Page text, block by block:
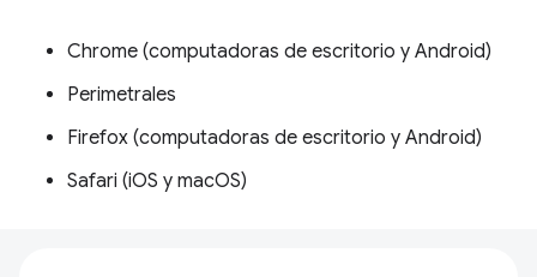
Chrome (computadoras de escritorio y Android)
Perimetrales
Firefox (computadoras de escritorio y Android)
Safari (iOS y macOS)